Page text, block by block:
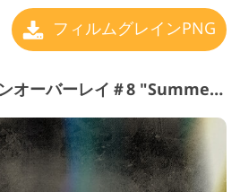
フィルムグレインPNG
透明フィルムグレインオーバーレイ＃8 "Summer Adventure"